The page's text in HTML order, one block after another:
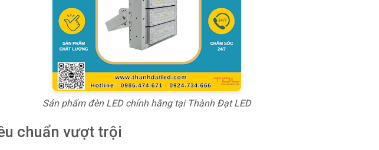
Sản phẩm đèn LED chính hãng tại Thành Đạt LED
chuẩn vượt trội